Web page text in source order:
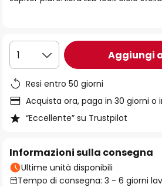
1 Aggiungi
Resi entro 50 giorni
Acquista ora, paga in 30 giorni o
“Eccellente” su Trustpilot
Informazioni sulla consegna
Ultime unità disponibili
Tempo di consegna: 3 - 6 giorni